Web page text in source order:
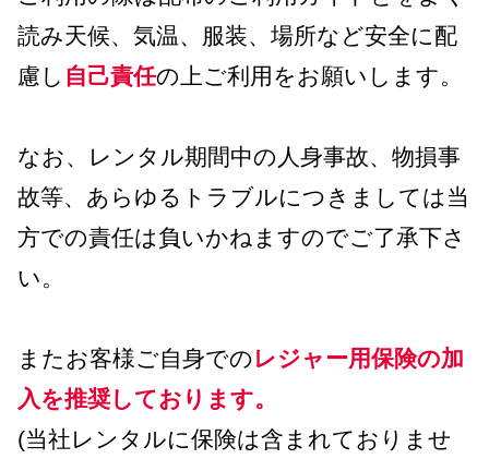
読み天候、気温、服装、場所など安全に配
慮し 自己責任の上ご利用をお願いします。
なお、レンタル期間中の人身事故、物損事
故等、あらゆるトラブルにつきましては当
方での責任は負いかねますのでご了承下さ
い。
またお客様ご自身での レジャー用保険の加
入を推奨しております。
(当社レンタルに保険は含まれておりませ